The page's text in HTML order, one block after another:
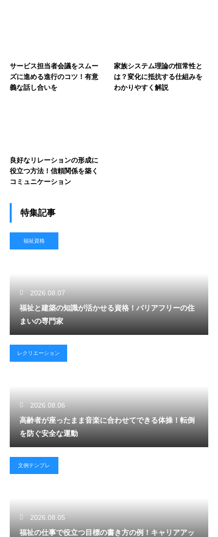
サービス担当者会議をスムー
ズに進める進行のコツ！有意
義な話し合いを
家族システム理論の恒常性と
は？変化に抵抗する仕組みを
わかりやすく解説
良好なリレーションの形成に
役立つ方法！信頼関係を築く
コミュニケーション
特集記事
福祉資格
2026.08.07
福祉と建築の知識が活かせる資格！バリアフリーの住
まいの専門家
レクリエーション
2026.08.06
高齢者が座ったまま音楽に合わせてできる体操！転倒
を防ぐ安全な運動
文例テンプレ
2026.08.05
福祉の仕事で役立つ目標の書き方の例！キャリアアッ